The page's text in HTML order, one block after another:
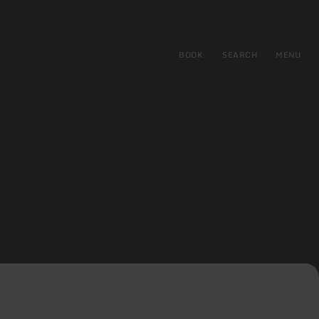
BOOK SEARCH MENU